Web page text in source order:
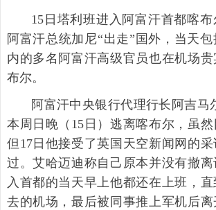
15日塔利班进入阿富汗首都喀
阿富汗总统加尼“出走”国外，当天
内的多名阿富汗高级官员也在机场
布尔。
阿富汗中央银行代理行长阿吉马
本周日晚（15日）逃离喀布尔，虽然
但17日他接受了英国天空新闻网的
过。艾哈迈迪称自己原本并没有撤
入首都的当天早上他都还在上班，
去的机场，最后被同事推上军机后